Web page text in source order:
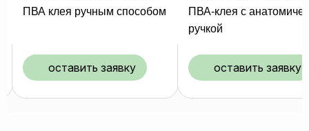
ПВА-клея с анатомической
оставить заявку
ПВА-клея
оставить заявку